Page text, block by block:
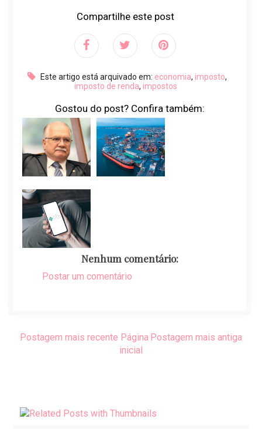
Compartilhe este post
Este artigo está arquivado em: economia, imposto,
imposto de renda, impostos
Gostou do post? Confira também:
Nenhum comentário:
Postar um comentário
Postagem mais recente Postagem mais antiga
Página
inicial